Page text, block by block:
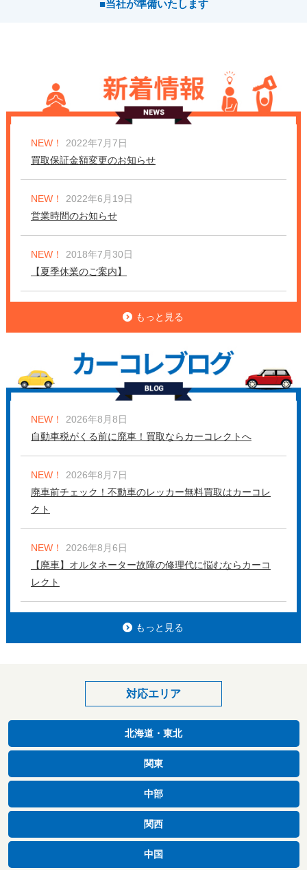
■当社が準備いたします
NEW！
2022年7月7日
買取保証金額変更のお知らせ
NEW！
2022年6月19日
営業時間のお知らせ
NEW！
2018年7月30日
【夏季休業のご案内】
もっと見る
NEW！
2026年8月8日
自動車税がくる前に廃車！買取ならカーコレクトへ
NEW！
2026年8月7日
廃車前チェック！不動車のレッカー無料買取はカーコレ
クト
NEW！
2026年8月6日
【廃車】オルタネーター故障の修理代に悩むならカーコ
レクト
もっと見る
対応エリア
北海道・東北
関東
中部
関西
中国